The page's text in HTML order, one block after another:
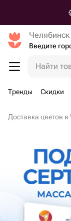
Челябинск
Найти
Тренды Скидки
Доставка цветов в